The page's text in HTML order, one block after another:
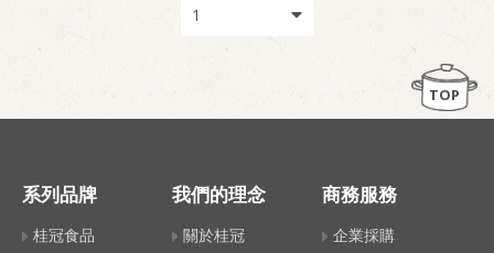
TOP
系列品牌
桂冠食品
我們的理念
關於桂冠
商務服務
企業採購